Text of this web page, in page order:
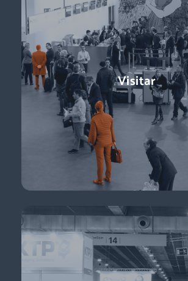
Visitar
Exponer
Logistics & Automation es la feria líder en
referente para conocer a los decisores de
directores de logística, directores de
de e-commerce … + de 11.000 profesionales
Descubre más